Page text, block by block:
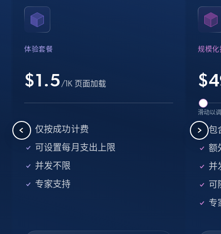
Crunchbase companies information
Name, URL, ID, Cb rank, Region, About,
Searching data by keyword
Name, URL, ID, Cb rank, Region, About,
Industries, Operating status, and more.
体验套餐
$1.5 /1K 页面加载
仅按成功计费
可设置每月支出上限
并发不限
专家支持
规模化
$
滑动以
包
额
并
可
专